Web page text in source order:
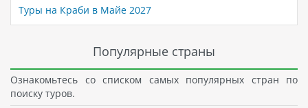
Туры на Краби в Майе 2027
Популярные страны
Ознакомьтесь со списком самых популярных стран по
поиску туров.